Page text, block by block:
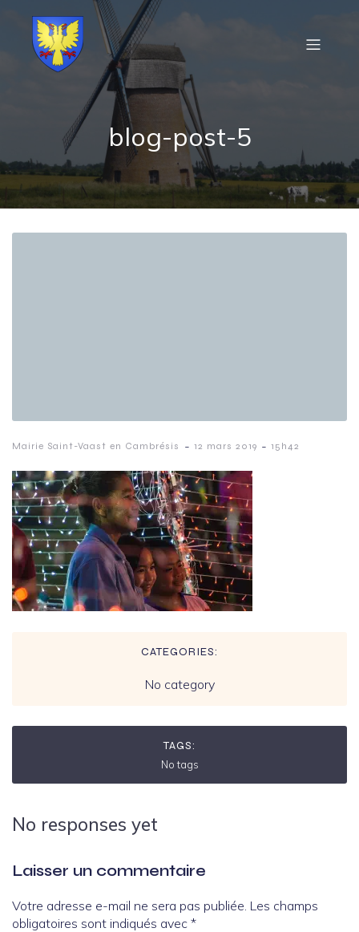
blog-post-5
Mairie Saint-Vaast en Cambrésis - 12 mars 2019 - 15h42
CATEGORIES:
No category
TAGS:
No tags
No responses yet
Laisser un commentaire
Votre adresse e-mail ne sera pas publiée. Les champs
obligatoires sont indiqués avec *